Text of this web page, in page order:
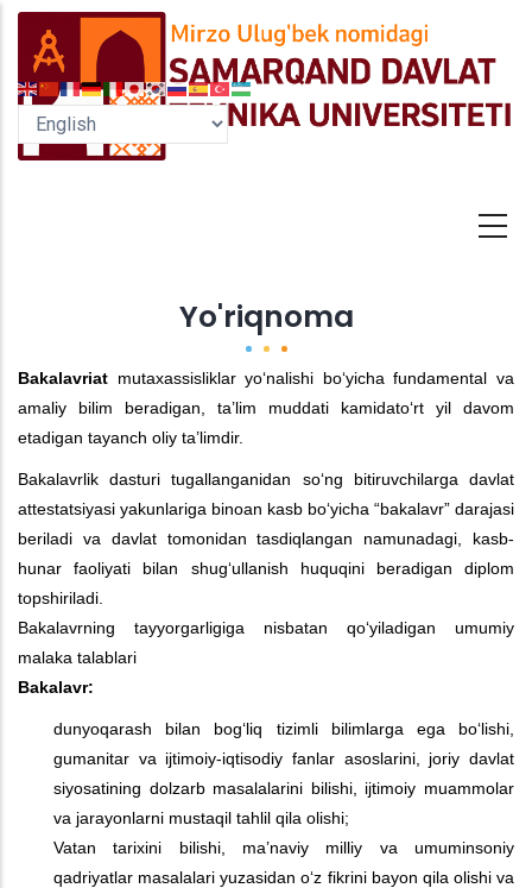
Skip
main
content
Yo'riqnoma
Bakalavriat mutaxassisliklar yo‘nalishi bo‘yicha fundamental va
amaliy bilim beradigan, ta’lim muddati kamidato‘rt yil davom
etadigan tayanch oliy ta’limdir.
Bakalavrlik dasturi tugallanganidan so‘ng bitiruvchilarga davlat
attestatsiyasi yakunlariga binoan kasb bo‘yicha “bakalavr” darajasi
beriladi va davlat tomonidan tasdiqlangan namunadagi, kasb-
hunar faoliyati bilan shug‘ullanish huquqini beradigan diplom
topshiriladi.
Bakalavrning tayyorgarligiga nisbatan qo‘yiladigan umumiy
malaka talablari
Bakalavr:
dunyoqarash bilan bog‘liq tizimli bilimlarga ega bo‘lishi,
gumanitar va ijtimoiy-iqtisodiy fanlar asoslarini, joriy davlat
siyosatining dolzarb masalalarini bilishi, ijtimoiy muammolar
va jarayonlarni mustaqil tahlil qila olishi;
Vatan tarixini bilishi, ma’naviy milliy va umuminsoniy
qadriyatlar masalalari yuzasidan o‘z fikrini bayon qila olishi va